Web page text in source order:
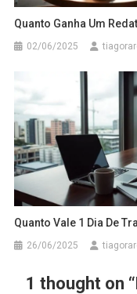
Quanto Ganha Um
02/06/2025
Quanto Vale 1 Dia De
26/06/2025
1 thought on “